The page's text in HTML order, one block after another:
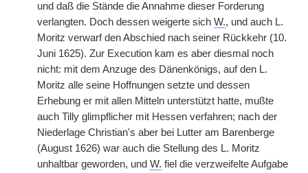
und daß die Stände die Annahme dieser Forderung
verlangten. Doch dessen weigerte sich W., und auch L.
Moritz verwarf den Abschied nach seiner Rückkehr (10.
Juni 1625). Zur Execution kam es aber diesmal noch
nicht: mit dem Anzuge des Dänenkönigs, auf den L.
Moritz alle seine Hoffnungen setzte und dessen
Erhebung er mit allen Mitteln unterstützt hatte, mußte
auch Tilly glimpflicher mit Hessen verfahren; nach der
Niederlage Christian's aber bei Lutter am Barenberge
(August 1626) war auch die Stellung des L. Moritz
unhaltbar geworden, und W. fiel die verzweifelte Aufgabe